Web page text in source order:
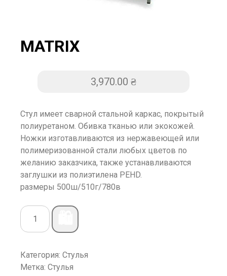
MATRIX
3,970.00 ₴
Стул имеет сварной стальной каркас, покрытый
полиуретаном. Обивка тканью или экокожей.
Ножки изготавливаются из нержавеющей или
полимеризованной стали любых цветов по
желанию заказчика, также устанавливаются
заглушки из полиэтилена PEHD.
размеры 500ш/510г/780в
Категория: Стулья
Метка: Стулья